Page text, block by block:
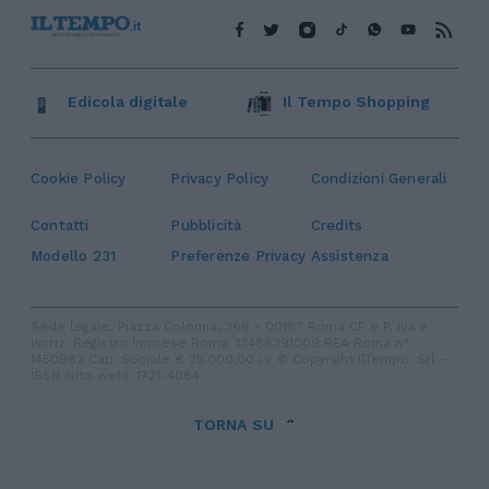
Cookie Policy Privacy Policy Condizioni Generali
Contatti Pubblicità
Credits
Modello 231
Preferenze Privacy Assistenza
Edicola digitale Il Tempo Shopping
TORNA SU